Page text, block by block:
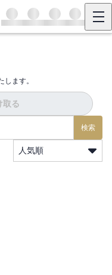
ます。
取る
検索
人気順